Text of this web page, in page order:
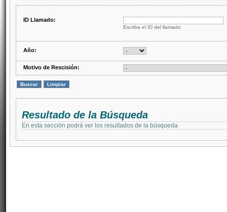
ID Llamado:
Escriba el ID del llamado
Año:
Motivo de Rescisión:
Resultado de la Búsqueda
En esta sección podrá ver los resultados de la búsqueda